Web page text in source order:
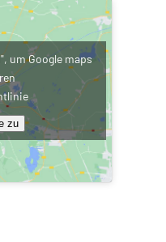
um Google maps
zu